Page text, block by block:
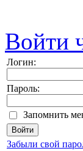
Войти
Логин:
Пароль:
Запомнить
Забыли свой